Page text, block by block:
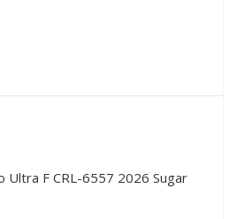
Ultra F CRL-6557 2026 Sugar